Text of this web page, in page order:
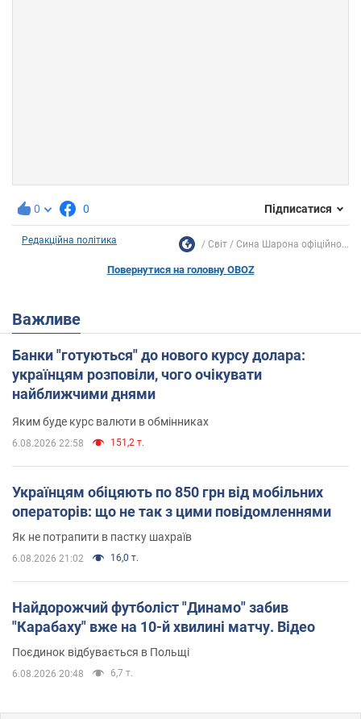
0 0 Підписатися
Редакційна політика Світ Сина Шарона офіційно...
Повернутися на головну OBOZ
Важливе
Банки "готуються" до нового курсу долара:
українцям розповіли, чого очікувати
найближчими днями
Яким буде курс валюти в обмінниках
6.08.2026 22:58 151,2 т.
Українцям обіцяють по 850 грн від мобільних
операторів: що не так з цими повідомленнями
Як не потрапити в пастку шахраїв
6.08.2026 21:02 16,0 т.
Найдорожчий футболіст "Динамо" забив
"Карабаху" вже на 10-й хвилині матчу. Відео
Поєдинок відбувається в Польщі
6.08.2026 20:48 6,7 т.